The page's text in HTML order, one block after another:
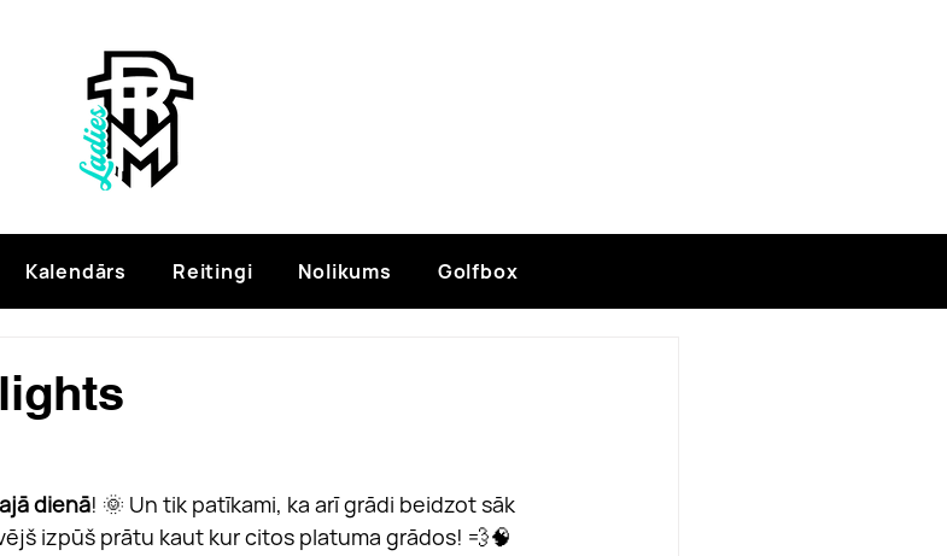
Kalendārs Reitingi Nolikums Golfbox
dienā! 🌞 Un tik patīkami, ka arī grādi beidzot sāk
izpūš prātu kaut kur citos platuma grādos! 💨🧠